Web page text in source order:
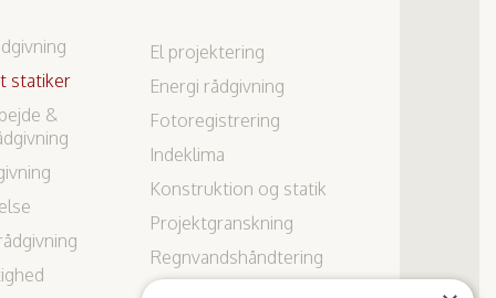
statiker
&
El projektering
Energi rådgivning
Fotoregistrering
Indeklima
Konstruktion og statik
Projektgranskning
Regnvandshåndtering